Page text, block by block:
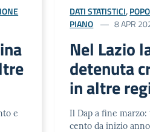
e
DATI STATISTICI,
PIANO
8 APR
Nel Lazio
detenuta
in altre
Il Dap a fine marzo:
cento da inizio